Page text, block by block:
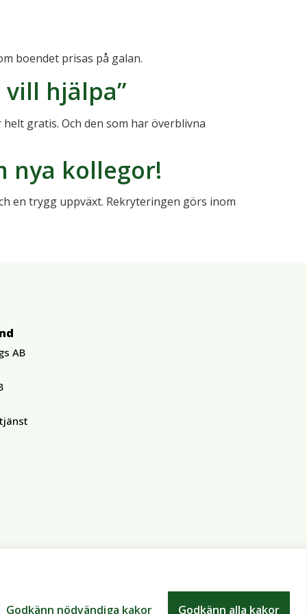
Godkänn nödvändiga kakor Godkänn alla kakor
boendet prisas på galan.
hjälpa”
gratis. Och den som har överblivna
nya kollegor!
en trygg uppväxt. Rekryteringen görs inom
AB